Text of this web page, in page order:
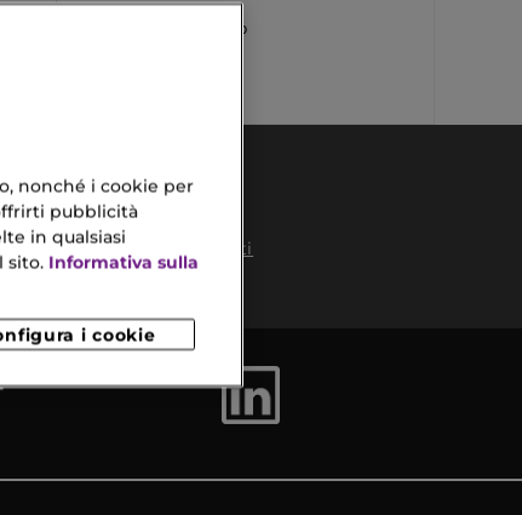
Collistar Cofanetto Viso
Pagamenti
Sicuri
nonché i cookie per
pubblicità
in qualsiasi
sito. Informativa sulla
i cookie